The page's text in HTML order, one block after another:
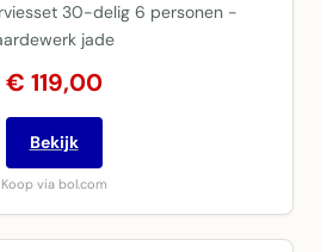
30-delig 6 personen -
jade
€ 119,00
Bekijk
Koop via bol.com